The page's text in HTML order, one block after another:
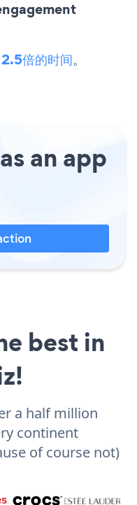
2.5倍的时间。
an app
best in
a half million
continent
of course not)